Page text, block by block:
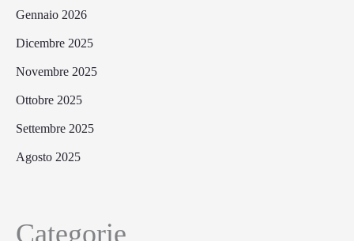
Gennaio 2026
Dicembre 2025
Novembre 2025
Ottobre 2025
Settembre 2025
Agosto 2025
Categorie